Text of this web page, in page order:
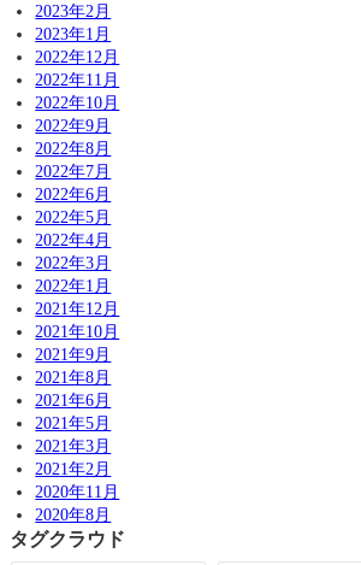
2023年2月
2023年1月
2022年12月
2022年11月
2022年10月
2022年9月
2022年8月
2022年7月
2022年6月
2022年5月
2022年4月
2022年3月
2022年1月
2021年12月
2021年10月
2021年9月
2021年8月
2021年6月
2021年5月
2021年3月
2021年2月
2020年11月
2020年8月
タグクラウド